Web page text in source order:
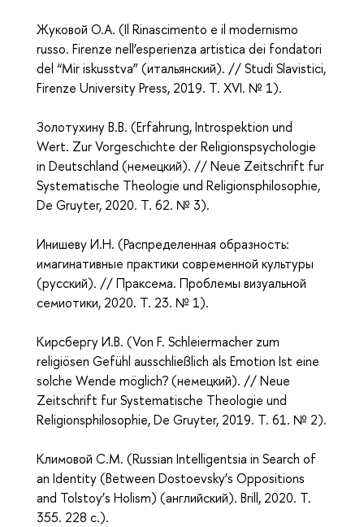
Жуковой О.А. (Il Rinascimento e il modernismo
russo. Firenze nell’esperienza artistica dei fondatori
del “Mir iskusstva” (итальянский). // Studi Slavistici,
Firenze University Press, 2019. T. XVI. № 1).
Золотухину В.В. (Erfahrung, Introspektion und
Wert. Zur Vorgeschichte der Religionspsychologie
in Deutschland (немецкий). // Neue Zeitschrift fur
Systematische Theologie und Religionsphilosophie,
De Gruyter, 2020. T. 62. № 3).
Инишеву И.Н. (Распределенная образность:
имагинативные практики современной культуры
(русский). // Праксема. Проблемы визуальной
семиотики, 2020. T. 23. № 1).
Кирсбергу И.В. (Von F. Schleiermacher zum
religiösen Gefühl ausschließlich als Emotion Ist eine
solche Wende möglich? (немецкий). // Neue
Zeitschrift fur Systematische Theologie und
Religionsphilosophie, De Gruyter, 2019. T. 61. № 2).
Климовой С.М. (Russian Intelligentsia in Search of
an Identity (Between Dostoevsky’s Oppositions
and Tolstoy’s Holism) (английский). Brill, 2020. T.
355. 228 c.).